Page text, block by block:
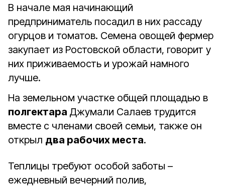
В начале мая начинающий
предприниматель посадил в них рассаду
огурцов и томатов. Семена овощей фермер
закупает из Ростовской области, говорит у
них приживаемость и урожай намного
лучше.
На земельном участке общей площадью в
полгектара Джумали Салаев трудится
вместе с членами своей семьи, также он
открыл два рабочих места.
Теплицы требуют особой заботы –
ежедневный вечерний полив,